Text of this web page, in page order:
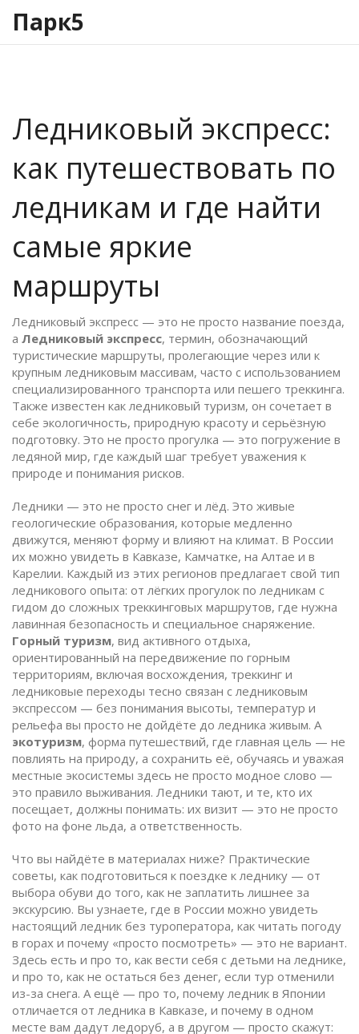
Парк5
Ледниковый экспресс:
как путешествовать по
ледникам и где найти
самые яркие
маршруты
Ледниковый экспресс — это не просто название поезда,
а Ледниковый экспресс, термин, обозначающий
туристические маршруты, пролегающие через или к
крупным ледниковым массивам, часто с использованием
специализированного транспорта или пешего треккинга.
Также известен как ледниковый туризм, он сочетает в
себе экологичность, природную красоту и серьёзную
подготовку. Это не просто прогулка — это погружение в
ледяной мир, где каждый шаг требует уважения к
природе и понимания рисков.
Ледники — это не просто снег и лёд. Это живые
геологические образования, которые медленно
движутся, меняют форму и влияют на климат. В России
их можно увидеть в Кавказе, Камчатке, на Алтае и в
Карелии. Каждый из этих регионов предлагает свой тип
ледникового опыта: от лёгких прогулок по ледникам с
гидом до сложных треккинговых маршрутов, где нужна
лавинная безопасность и специальное снаряжение.
Горный туризм, вид активного отдыха,
ориентированный на передвижение по горным
территориям, включая восхождения, треккинг и
ледниковые переходы тесно связан с ледниковым
экспрессом — без понимания высоты, температур и
рельефа вы просто не дойдёте до ледника живым. А
экотуризм, форма путешествий, где главная цель — не
повлиять на природу, а сохранить её, обучаясь и уважая
местные экосистемы здесь не просто модное слово —
это правило выживания. Ледники тают, и те, кто их
посещает, должны понимать: их визит — это не просто
фото на фоне льда, а ответственность.
Что вы найдёте в материалах ниже? Практические
советы, как подготовиться к поездке к леднику — от
выбора обуви до того, как не заплатить лишнее за
экскурсию. Вы узнаете, где в России можно увидеть
настоящий ледник без туроператора, как читать погоду
в горах и почему «просто посмотреть» — это не вариант.
Здесь есть и про то, как вести себя с детьми на леднике,
и про то, как не остаться без денег, если тур отменили
из-за снега. А ещё — про то, почему ледник в Японии
отличается от ледника в Кавказе, и почему в одном
месте вам дадут ледоруб, а в другом — просто скажут: